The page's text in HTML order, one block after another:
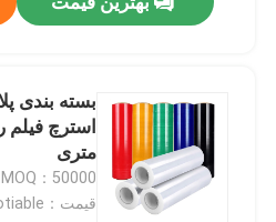
متری
MOQ：50000 رول
قیمت：negotiable